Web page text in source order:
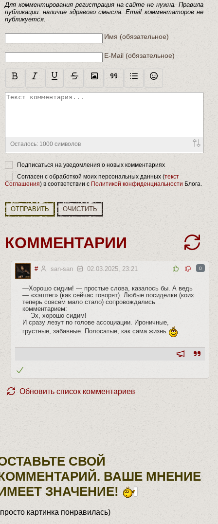
Для комментирования регистрация на сайте не нужна. Правила
публикации: наличие здравого смысла. Email комментаторов не
публикуется.
Имя (обязательное)
E-Mail (обязательное)
Текст комментария
Осталось: 1000 символов
Подписаться на уведомления о новых комментариях
Согласен с обработкой моих персональных данных (текст
Соглашения) в соответствии с Политикой конфиденциальности Блога.
ОТПРАВИТЬ ОЧИСТИТЬ
КОММЕНТАРИИ
# san-san 02.03.2025, 23:21 0
—Хорошо сидим! — простые слова, казалось бы. А ведь
— «хэштег» (как сейчас говорят). Любые посиделки (коих
теперь совсем мало стало) сопровождались
комментарием:
— Эх, хорошо сидим!
И сразу лезут по голове ассоциации. Ироничные,
грустные, забавные. Полосатые, как сама жизнь
Обновить список комментариев
СВОЙ
ВАШЕ МНЕНИЕ
ЗНАЧЕНИЕ!
картинка понравилась)